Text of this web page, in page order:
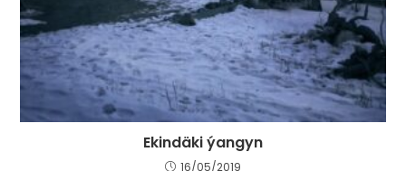
Ekindäki ýangyn
16/05/2019